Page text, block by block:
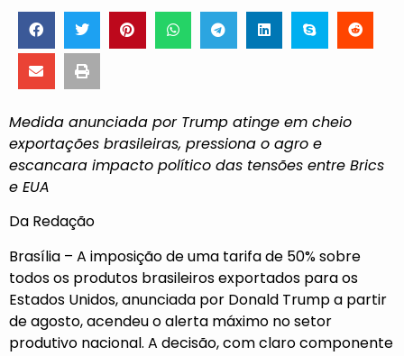
Medida anunciada por Trump atinge em cheio
exportações brasileiras, pressiona o agro e
escancara impacto político das tensões entre Brics
e EUA
Da Redação
Brasília – A imposição de uma tarifa de 50% sobre
todos os produtos brasileiros exportados para os
Estados Unidos, anunciada por Donald Trump a partir
de agosto, acendeu o alerta máximo no setor
produtivo nacional. A decisão, com claro componente